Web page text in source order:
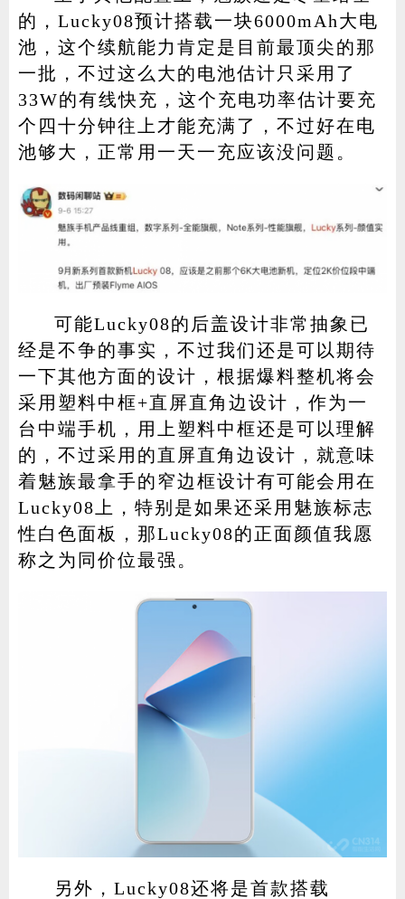
的，Lucky08预计搭载一块6000mAh大电
池，这个续航能力肯定是目前最顶尖的那
一批，不过这么大的电池估计只采用了
33W的有线快充，这个充电功率估计要充
个四十分钟往上才能充满了，不过好在电
池够大，正常用一天一充应该没问题。
可能Lucky08的后盖设计非常抽象已
经是不争的事实，不过我们还是可以期待
一下其他方面的设计，根据爆料整机将会
采用塑料中框+直屏直角边设计，作为一
台中端手机，用上塑料中框还是可以理解
的，不过采用的直屏直角边设计，就意味
着魅族最拿手的窄边框设计有可能会用在
Lucky08上，特别是如果还采用魅族标志
性白色面板，那Lucky08的正面颜值我愿
称之为同价位最强。
另外，Lucky08还将是首款搭载